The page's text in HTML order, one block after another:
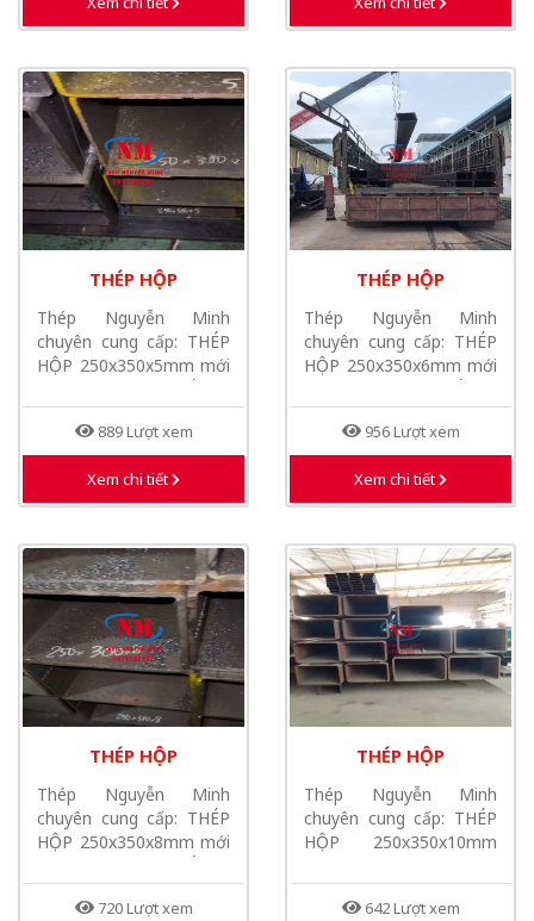
THÉP HỘP
250X350X5MM MỚI
NHẤT NĂM 2026
Thép Nguyễn Minh
chuyên cung cấp: THÉP
HỘP 250x350x5mm mới
889 Lượt xem
Xem chi tiết
THÉP HỘP
250X350X6MM MỚI
NHẤT NĂM 2026
Thép Nguyễn Minh
chuyên cung cấp: THÉP
HỘP 250x350x6mm mới
956 Lượt xem
Xem chi tiết
THÉP HỘP
250X350X8MM MỚI
NHẤT NĂM 2026
Thép Nguyễn Minh
chuyên cung cấp: THÉP
HỘP 250x350x8mm mới
720 Lượt xem
THÉP HỘP
250X350X10MM MỚT
NHẤT NĂM 2026
Thép Nguyễn Minh
chuyên cung cấp: THÉP
HỘP 250x350x10mm
THÉP...
642 Lượt xem